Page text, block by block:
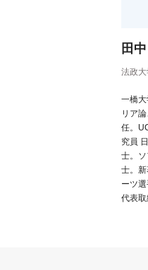
田
法政
一橋
リア
任。
究員
士。
士。
ーツ
代表取